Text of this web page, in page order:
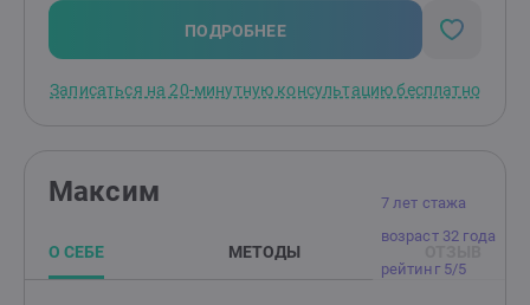
ПОДРОБНЕЕ
Записаться на 20-минутную консультацию бесплатно
7 лет стажа
возраст 32 года
рейтинг 5/5
Максим
О СЕБЕ МЕТОДЫ